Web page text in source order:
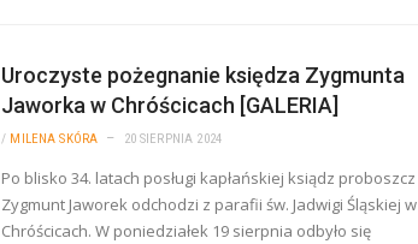
Uroczyste pożegnanie księdza Zygmunta
Jaworka w Chróścicach [GALERIA]
/ MILENA SKÓRA 20 SIERPNIA 2024
Po blisko 34. latach posługi kapłańskiej ksiądz proboszcz
Zygmunt Jaworek odchodzi z parafii św. Jadwigi Śląskiej w
Chróścicach. W poniedziałek 19 sierpnia odbyło się